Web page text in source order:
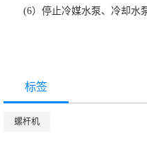
(6）停止冷媒水泵、冷却水
标签
螺杆机